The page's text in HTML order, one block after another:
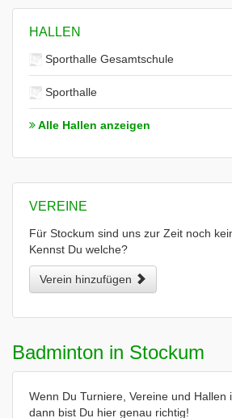
HALLEN
Sporthalle Gesamtschule
Sporthalle
Alle Hallen anzeigen
VEREINE
Für Stockum sind uns zur Zeit noch
Kennst Du welche?
Verein hinzufügen
Badminton in Stockum
Wenn Du Turniere, Vereine und Hallen
dann bist Du hier genau richtig!